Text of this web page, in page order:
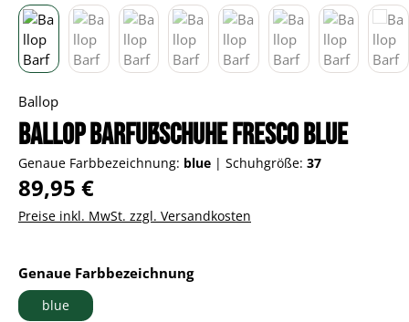
Ballop
Ballop Barfußschuhe Fresco blue
Genaue Farbbezeichnung: blue | Schuhgröße: 37
Regulärer Preis:
89,95 €
Preise inkl. MwSt. zzgl. Versandkosten
Genaue Farbbezeichnungauswählen
blue